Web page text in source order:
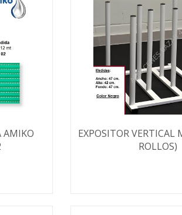
AMIKO
EXPOSITOR VERTICAL
ROLLOS)